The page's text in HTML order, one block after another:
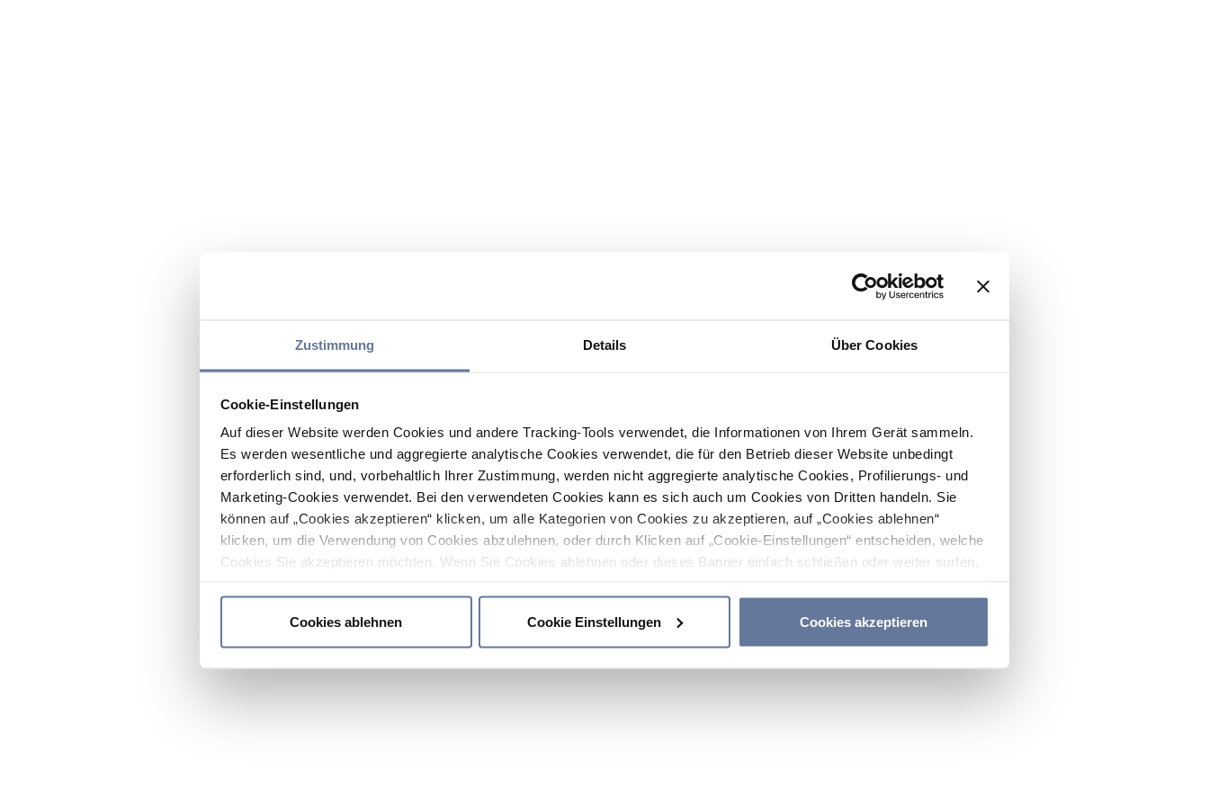
Zustimmung Details Über Cookies
Cookie-Einstellungen
Auf dieser Website werden Cookies und andere Tracking-Tools verwendet, die Informationen von Ihrem Gerät sammeln.
Es werden wesentliche und aggregierte analytische Cookies verwendet, die für den Betrieb dieser Website unbedingt
erforderlich sind, und, vorbehaltlich Ihrer Zustimmung, werden nicht aggregierte analytische Cookies, Profilierungs- und
Marketing-Cookies verwendet. Bei den verwendeten Cookies kann es sich auch um Cookies von Dritten handeln. Sie
können auf „Cookies akzeptieren“ klicken, um alle Kategorien von Cookies zu akzeptieren, auf „Cookies ablehnen“
klicken, um die Verwendung von Cookies abzulehnen, oder durch Klicken auf „Cookie-Einstellungen“ entscheiden, welche
Cookies Sie akzeptieren möchten. Wenn Sie Cookies ablehnen oder dieses Banner einfach schließen oder weiter surfen,
Cookies ablehnen
Cookie Einstellungen Cookies akzeptieren